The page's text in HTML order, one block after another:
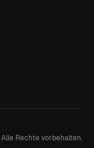
Alle Rechte vorbehalten.